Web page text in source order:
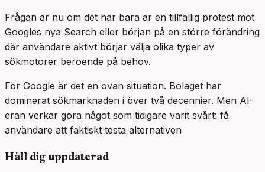
Frågan är nu om det här bara är en tillfällig protest mot
Googles nya Search eller början på en större förändring
där användare aktivt börjar välja olika typer av
sökmotorer beroende på behov.
För Google är det en ovan situation. Bolaget har
dominerat sökmarknaden i över två decennier. Men AI-
eran verkar göra något som tidigare varit svårt: få
användare att faktiskt testa alternativen
Håll dig uppdaterad